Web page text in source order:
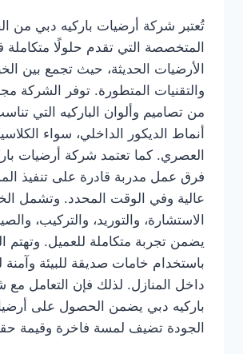
تُعتبر شركة أرضيات باركيه دبي من
المتخصصة التي تقدم حلولًا
الأرضيات الحديثة، حيث تجمع بين
والتقنيات المتطورة. توفر الشركة
من تصاميم وألوان الباركيه التي
أنماط الديكور الداخلي، سواء
العصري. كما تعتمد شركة أرضيات
فرق عمل مدربة قادرة على تنفيذ
عالية وفي الوقت المحدد. وتشمل
الاستشارة، والتوريد، والتركيب،
يضمن تجربة متكاملة للعميل. وتهتم
باستخدام خامات صديقة للبيئة وآمنة
داخل المنازل. لذلك فإن التعامل
باركيه دبي يضمن الحصول على
الجودة تضيف لمسة فاخرة وقيمة